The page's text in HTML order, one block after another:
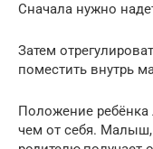
Сначала нужно
Затем
поместить внутрь
Положение ребёнка
чем от себя.